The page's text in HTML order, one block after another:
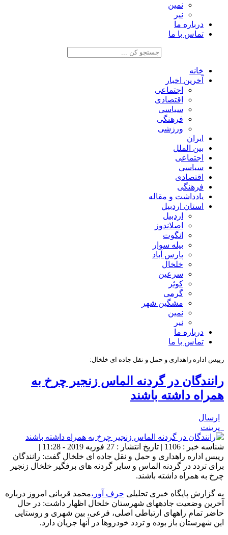
نمین
نیر
درباره ما
تماس با ما
خانه
آخرین اخبار
اجتماعی
اقتصادی
سیاسی
فرهنگی
ورزشی
ایران
بین الملل
اجتماعی
سیاسی
اقتصادی
فرهنگی
یادداشت و مقاله
استان اردبیل
اردبیل
اصلاندوز
انگوت
بیله سوار
پارس آباد
خلخال
سرعین
کوثر
گرمی
مشگین شهر
نمین
نیر
درباره ما
تماس با ما
رییس اداره راهداری و حمل و نقل جاده ای خلخال:
رانندگان در گردنه الماس زنجیر چرخ به
همراه داشته باشند
ارسال
پرینت
شناسه خبر : 1106 | تاریخ انتشار : 27 فوریه 2019 - 11:28 |
رییس اداره راهداری و حمل و نقل جاده ای خلخال گفت: رانندگان
برای تردد در گردنه الماس و سایر گردنه های برفگیر خلخال زنجیر
چرخ به همراه داشته باشند.
به گزارش پایگاه خبری تحلیلی حرف آور،محمد قربانی امروز درباره
آخرین وضعیت جاده‎های شهرستان خلخال اظهار داشت: در حال
حاضر تمام راه‎های ارتباطی اصلی، فرعی، بین شهری و روستایی
این شهرستان باز بوده و تردد خودروها در آنها جریان دارد.